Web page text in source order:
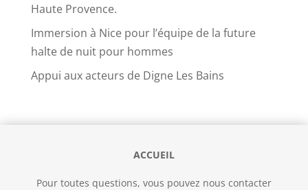
Haute Provence.
Immersion à Nice pour l’équipe de la future
halte de nuit pour hommes
Appui aux acteurs de Digne Les Bains
ACCUEIL
Pour toutes questions, vous pouvez nous contacter